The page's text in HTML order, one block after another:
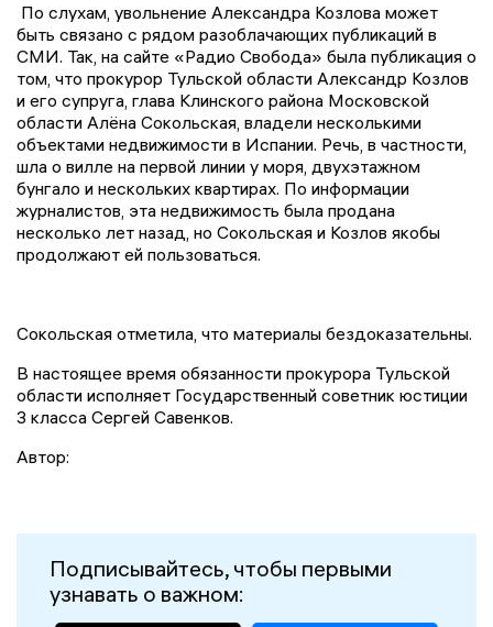
По слухам, увольнение Александра Козлова может
быть связано с рядом разоблачающих публикаций в
СМИ. Так, на сайте «Радио Свобода» была публикация о
том, что прокурор Тульской области Александр Козлов
и его супруга, глава Клинского района Московской
области Алёна Сокольская, владели несколькими
объектами недвижимости в Испании. Речь, в частности,
шла о вилле на первой линии у моря, двухэтажном
бунгало и нескольких квартирах. По информации
журналистов, эта недвижимость была продана
несколько лет назад, но Сокольская и Козлов якобы
продолжают ей пользоваться.
Сокольская отметила, что материалы бездоказательны.
В настоящее время обязанности прокурора Тульской
области исполняет Государственный советник юстиции
3 класса Сергей Савенков.
Автор:
Подписывайтесь, чтобы первыми
узнавать о важном: